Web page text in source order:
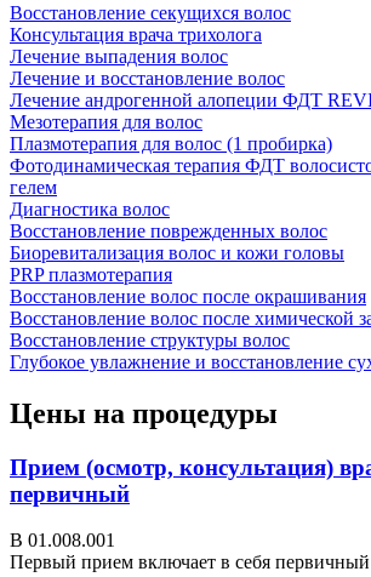
Восстановление секущихся волос
Консультация врача трихолога
Лечение выпадения волос
Лечение и восстановление волос
Лечение андрогенной алопеции ФДТ
Мезотерапия для волос
Плазмотерапия для волос (1 пробирка)
Фотодинамическая терапия ФДТ
гелем
Диагностика волос
Восстановление поврежденных волос
Биоревитализация волос и кожи головы
PRP плазмотерапия
Восстановление волос после окрашивания
Восстановление волос после химической
Восстановление структуры волос
Глубокое увлажнение и восстановление
Цены на процедуры
Прием (осмотр, консультация)
первичный
В 01.008.001
Первый прием включает в себя первичный